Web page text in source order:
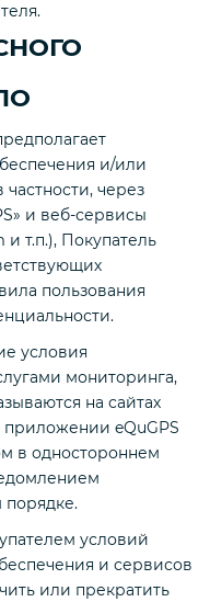
и/или
через
и веб-сервисы
т.п.), Покупатель
пользования
условия
мониторинга,
на сайтах
eQuGPS
в одностороннем
порядке.
условий
и сервисов
или прекратить